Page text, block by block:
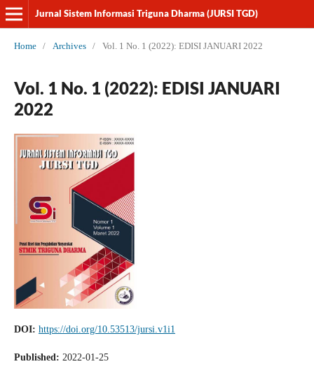
Jurnal Sistem Informasi Triguna Dharma (JURSI TGD)
Home / Archives / Vol. 1 No. 1 (2022): EDISI JANUARI 2022
Vol. 1 No. 1 (2022): EDISI JANUARI
2022
DOI: https://doi.org/10.53513/jursi.v1i1
Published: 2022-01-25